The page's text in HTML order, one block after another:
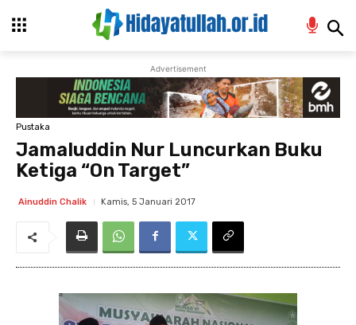
Advertisement
Pustaka
Jamaluddin Nur Luncurkan Buku
Ketiga “On Target”
Ainuddin Chalik Kamis, 5 Januari 2017